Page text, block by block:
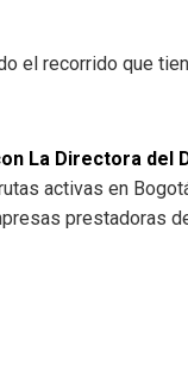
el recorrido que
La Directora del
activas en
prestadoras